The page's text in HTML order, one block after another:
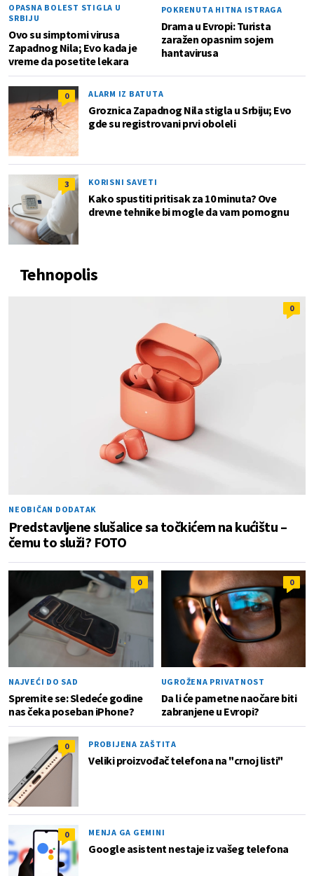
OPASNA BOLEST STIGLA U
SRBIJU
Ovo su simptomi virusa
Zapadnog Nila; Evo kada je
vreme da posetite lekara
POKRENUTA HITNA ISTRAGA
Drama u Evropi: Turista
zaražen opasnim sojem
hantavirusa
0 ALARM IZ BATUTA
Groznica Zapadnog Nila stigla u Srbiju; Evo
gde su registrovani prvi oboleli
3 KORISNI SAVETI
Kako spustiti pritisak za 10 minuta? Ove
drevne tehnike bi mogle da vam pomognu
Tehnopolis
0
NEOBIČAN DODATAK
Predstavljene slušalice sa točkićem na kućištu –
čemu to služi? FOTO
0
NAJVEĆI DO SAD
Spremite se: Sledeće godine
nas čeka poseban iPhone?
0
UGROŽENA PRIVATNOST
Da li će pametne naočare biti
zabranjene u Evropi?
0 PROBIJENA ZAŠTITA
Veliki proizvođač telefona na "crnoj listi"
0 MENJA GA GEMINI
Google asistent nestaje iz vašeg telefona